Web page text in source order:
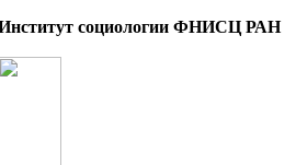
социологии ФНИСЦ РАН